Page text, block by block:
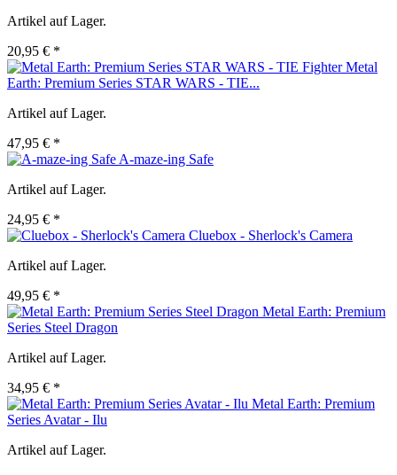
Artikel auf Lager.
20,95 € *
Metal
Earth: Premium Series STAR WARS - TIE...
Artikel auf Lager.
47,95 € *
A-maze-ing Safe
Artikel auf Lager.
24,95 € *
Cluebox - Sherlock's Camera
Artikel auf Lager.
49,95 € *
Metal Earth: Premium
Series Steel Dragon
Artikel auf Lager.
34,95 € *
Metal Earth: Premium
Series Avatar - Ilu
Artikel auf Lager.